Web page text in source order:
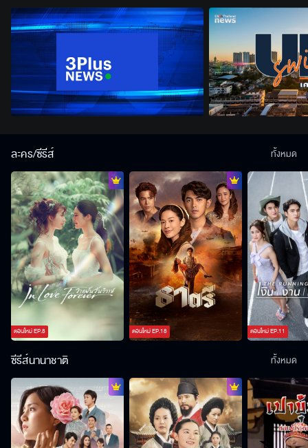
ละคร/ซีรีส์
ตอนใหม่EP.8 ตอนใหม่EP.18 ตอนใหม่EP.11
ทั้งหมด
ซีรีส์นานาชาติ ทั้งหมด